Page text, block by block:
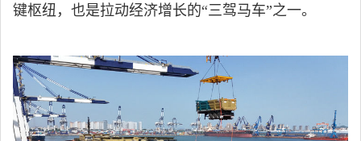
键枢纽，也是拉动经济增长的“三驾马车”之一。